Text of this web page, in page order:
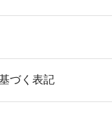
づく表記